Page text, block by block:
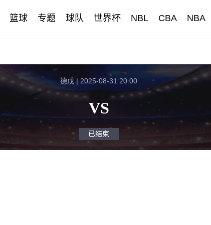
篮球 专题 球队 世界杯 NBL CBA NBA
德戊 | 2025-08-31 20:00
VS
已结束